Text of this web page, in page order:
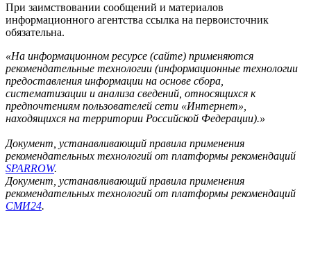
При заимствовании сообщений и материалов
информационного агентства ссылка на первоисточник
обязательна.
«На информационном ресурсе (сайте) применяются
рекомендательные технологии (информационные технологии
предоставления информации на основе сбора,
систематизации и анализа сведений, относящихся к
предпочтениям пользователей сети «Интернет»,
находящихся на территории Российской Федерации).»
Документ, устанавливающий правила применения
рекомендательных технологий от платформы рекомендаций
SPARROW.
Документ, устанавливающий правила применения
рекомендательных технологий от платформы рекомендаций
СМИ24.